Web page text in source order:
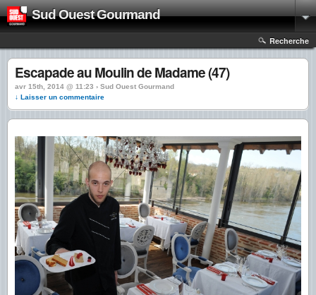
Sud Ouest Gourmand
Recherche
Escapade au Moulin de Madame (47)
avr 15th, 2014 @ 11:23 › Sud Ouest Gourmand
↓ Laisser un commentaire